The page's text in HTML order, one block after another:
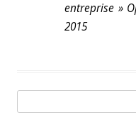
entreprise »
2015